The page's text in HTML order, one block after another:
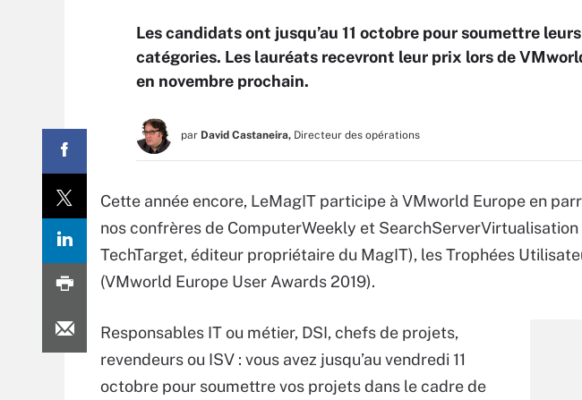
Les candidats ont jusqu’au 11 octobre pour soumettre
catégories. Les lauréats recevront leur prix lors de
en novembre prochain.
par David Castaneira, Directeur des opérations
Cette année encore, LeMagIT participe à VMworld Europe en
nos confrères de ComputerWeekly et
TechTarget, éditeur propriétaire du MagIT), les Trophées
(VMworld Europe User Awards 2019).
Responsables IT ou métier, DSI, chefs de projets,
revendeurs ou ISV : vous avez jusqu’au vendredi 11
octobre pour soumettre vos projets dans le cadre de